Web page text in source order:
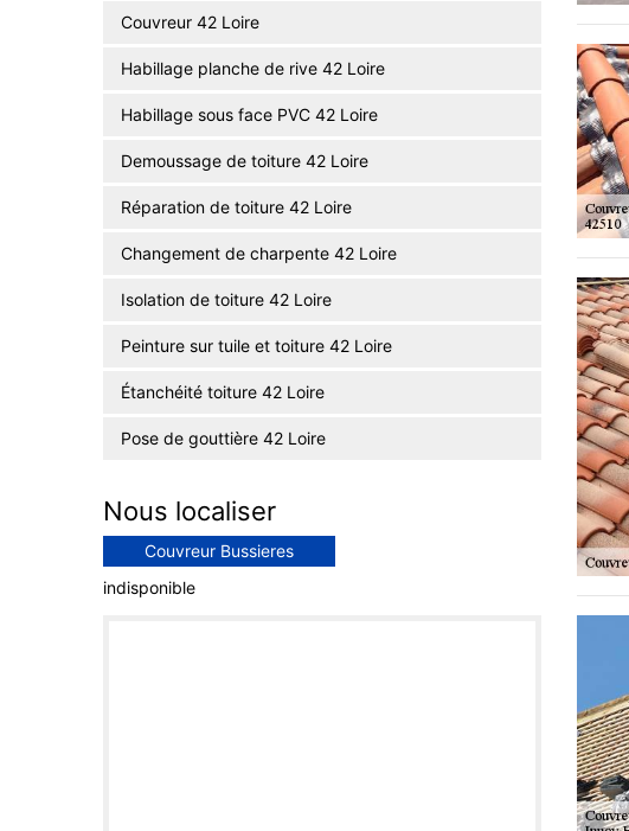
Couvreur 42 Loire
Habillage planche de rive 42 Loire
Habillage sous face PVC 42 Loire
Demoussage de toiture 42 Loire
Réparation de toiture 42 Loire
Changement de charpente 42 Loire
Isolation de toiture 42 Loire
Peinture sur tuile et toiture 42 Loire
Étanchéité toiture 42 Loire
Pose de gouttière 42 Loire
Nous localiser
Couvreur Bussieres
indisponible